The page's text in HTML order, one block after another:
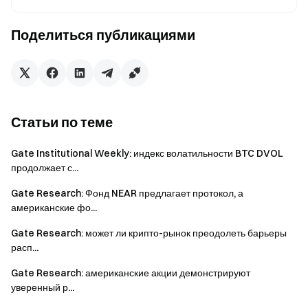
Дисклеймер
Инвестирование в криптовалютные рынки связано с
высоким уровнем риска. Рекомендуем пользователям
понимать характер активов и продуктов перед
ответственности за любые убытки или ущерб,
возникшие в результате таких решений.
15 апреля 2026 г.
Проводник в мир криптовалют
Поделиться публикациями
Статьи по теме
Gate Institutional Weekly: индекс волатильности BTC DVOL
продолжает с...
Gate Research: Фонд NEAR предлагает протокол, а
американские фо...
Gate Research: может ли крипто-рынок преодолеть барьеры
расп...
Gate Research: американские акции демонстрируют
уверенный р...